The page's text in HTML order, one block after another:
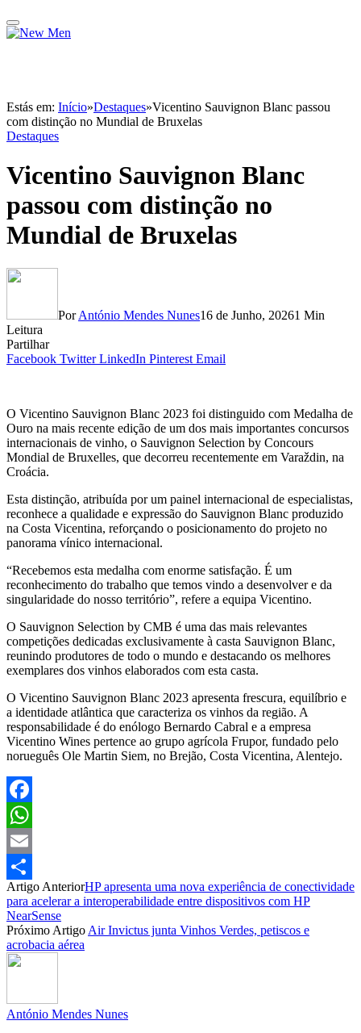
Estás em: Início»Destaques»Vicentino Sauvignon Blanc passou
com distinção no Mundial de Bruxelas
Destaques
Vicentino Sauvignon Blanc
passou com distinção no
Mundial de Bruxelas
Por António Mendes Nunes16 de Junho, 20261 Min
Leitura
Partilhar
Facebook Twitter LinkedIn Pinterest Email
O Vicentino Sauvignon Blanc 2023 foi distinguido com Medalha de
Ouro na mais recente edição de um dos mais importantes concursos
internacionais de vinho, o Sauvignon Selection by Concours
Mondial de Bruxelles, que decorreu recentemente em Varaždin, na
Croácia.
Esta distinção, atribuída por um painel internacional de especialistas,
reconhece a qualidade e expressão do Sauvignon Blanc produzido
na Costa Vicentina, reforçando o posicionamento do projeto no
panorama vínico internacional.
“Recebemos esta medalha com enorme satisfação. É um
reconhecimento do trabalho que temos vindo a desenvolver e da
singularidade do nosso território”, refere a equipa Vicentino.
O Sauvignon Selection by CMB é uma das mais relevantes
competições dedicadas exclusivamente à casta Sauvignon Blanc,
reunindo produtores de todo o mundo e destacando os melhores
exemplares dos vinhos elaborados com esta casta.
O Vicentino Sauvignon Blanc 2023 apresenta frescura, equilíbrio e
a identidade atlântica que caracteriza os vinhos da região. A
responsabilidade é do enólogo Bernardo Cabral e a empresa
Vicentino Wines pertence ao grupo agrícola Frupor, fundado pelo
norueguês Ole Martin Siem, no Brejão, Costa Vicentina, Alentejo.
Facebook
WhatsApp
Email
Partilhar
Artigo AnteriorHP apresenta uma nova experiência de conectividade
para acelerar a interoperabilidade entre dispositivos com HP
NearSense
Próximo Artigo Air Invictus junta Vinhos Verdes, petiscos e
acrobacia aérea
António Mendes Nunes